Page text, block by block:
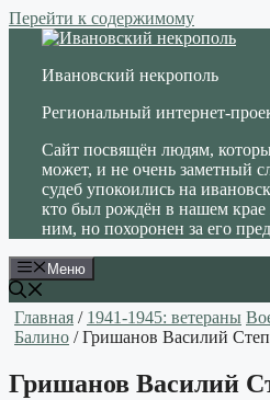
Перейти к содержимому
Ивановский некрополь
Региональный интернет-
Сайт посвящён людям,
может, и не очень заметный
судеб упокоились на
кто был рождён в нашем крае
ним, но похоронен за его
Меню
Главная / 1941-1945: ветераны
Балино / Гришанов Василий
Гришанов Василий